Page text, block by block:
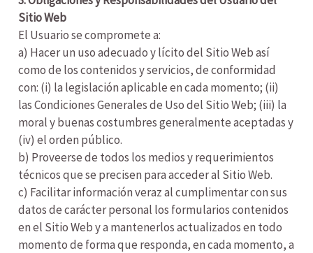
Sitio Web
El Usuario se compromete a:
a) Hacer un uso adecuado y lícito del Sitio Web así
como de los contenidos y servicios, de conformidad
con: (i) la legislación aplicable en cada momento; (ii)
las Condiciones Generales de Uso del Sitio Web; (iii) la
moral y buenas costumbres generalmente aceptadas y
(iv) el orden público.
b) Proveerse de todos los medios y requerimientos
técnicos que se precisen para acceder al Sitio Web.
c) Facilitar información veraz al cumplimentar con sus
datos de carácter personal los formularios contenidos
en el Sitio Web y a mantenerlos actualizados en todo
momento de forma que responda, en cada momento, a